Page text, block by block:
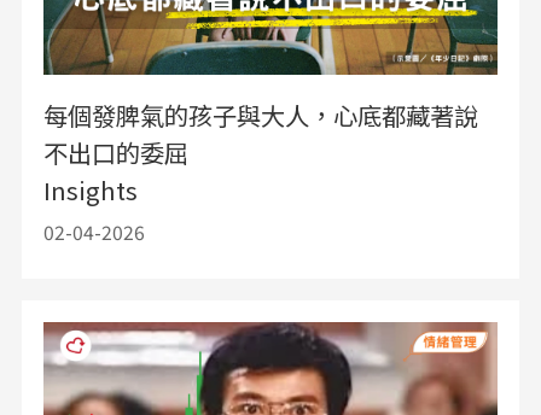
每個發脾氣的孩子與大人，心底都藏著說
不出口的委屈
Insights
02-04-2026